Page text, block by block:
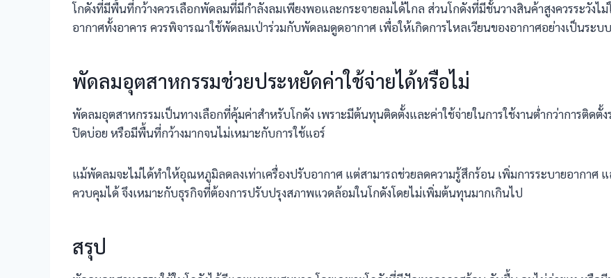
โกดังที่มีพื้นที่กว้างควรเลือกพัดลมที่มีกำลังลมเพียงพอและกระจายลมได้ไกล ส่วนโกดังที่มีชั้นวางสินค้าสูงควรระวังไ
อากาศทั้งอาคาร ควรพิจารณาใช้พัดลมเป่าร่วมกับพัดลมดูดอากาศ เพื่อให้เกิดการไหลเวียนของอากาศอย่างเป็นระบบ
พัดลมอุตสาหกรรมช่วยประหยัดค่าใช้จ่ายได้หรือไม่
พัดลมอุตสาหกรรมเป็นทางเลือกที่คุ้มค่าสำหรับโกดัง เพราะมีต้นทุนติดตั้งและค่าใช้จ่ายในการใช้งานต่ำกว่าการติด
ปิดบ่อย หรือมีพื้นที่กว้างมากจนไม่เหมาะกับการใช้แอร์
แม้พัดลมจะไม่ได้ทำให้อุณหภูมิลดลงเท่าเครื่องปรับอากาศ แต่สามารถช่วยลดความรู้สึกร้อน เพิ่มการระบายอากา
ควบคุมได้ จึงเหมาะกับธุรกิจที่ต้องการปรับปรุงสภาพแวดล้อมในโกดังโดยไม่เพิ่มต้นทุนมากเกินไป
สรุป